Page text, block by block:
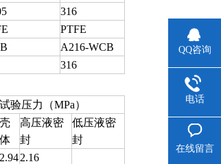
316
PTFE
A216-WCB
316
试验压力（MPa）
壳
体
高压液密
封
低压液密
封
2.94 2.16
QQ咨询
电话
在线留言